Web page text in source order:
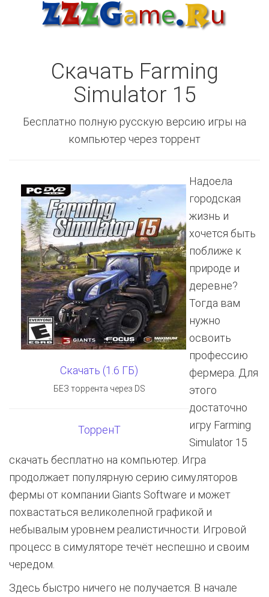
Скачать Farming
Simulator 15
Бесплатно полную русскую версию игры на
компьютер через торрент
Скачать (1.6 ГБ)
БЕЗ торрента через DS
ТорренТ
Надоела
городская
жизнь и
хочется быть
поближе к
природе и
деревне?
Тогда вам
нужно
освоить
профессию
фермера. Для
этого
достаточно
игру Farming
Simulator 15
скачать бесплатно на компьютер. Игра
продолжает популярную серию симуляторов
фермы от компании Giants Software и может
похвастаться великолепной графикой и
небывалым уровнем реалистичности. Игровой
процесс в симуляторе течёт неспешно и своим
чередом.
Здесь быстро ничего не получается. В начале